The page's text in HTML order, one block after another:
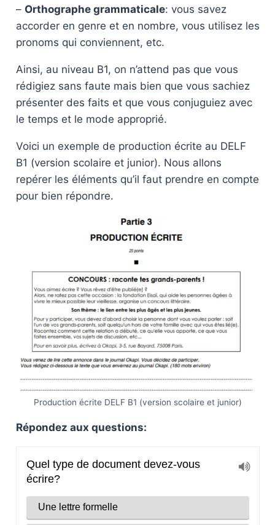
– Orthographe grammaticale: vous savez
accorder en genre et en nombre, vous utilisez les
pronoms qui conviennent, etc.
Ainsi, au niveau B1, on n’attend pas que vous
rédigiez sans faute mais bien que vous sachiez
présenter des faits et que vous conjuguiez avec
le temps et le mode approprié.
Voici un exemple de production écrite au DELF
B1 (version scolaire et junior). Nous allons
repérer les éléments qu’il faut prendre en compte
pour bien répondre.
Production écrite DELF B1 (version scolaire et junior)
Répondez aux questions: